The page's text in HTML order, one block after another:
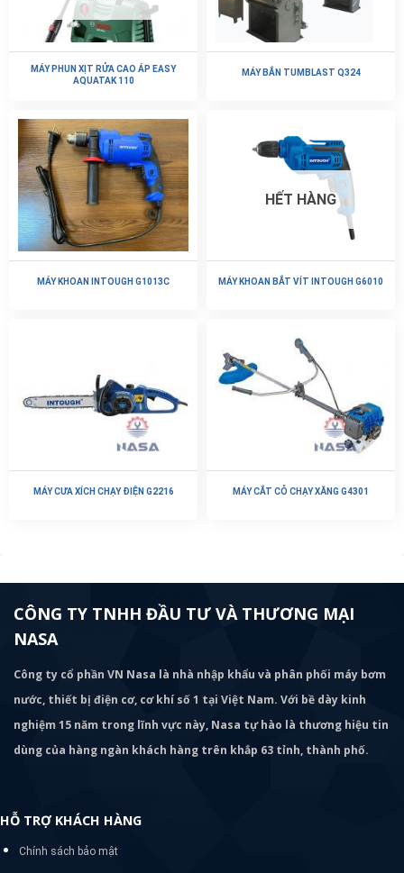
MÁY PHUN XỊT RỬA CAO ÁP EASY
AQUATAK 110
MÁY BẮN TUMBLAST Q324
MÁY KHOAN INTOUGH G1013C
HẾT HÀNG
MÁY KHOAN BẮT VÍT INTOUGH G6010
MÁY CƯA XÍCH CHẠY ĐIỆN G2216 MÁY CẮT CỎ CHẠY XĂNG G4301
CÔNG TY TNHH ĐẦU TƯ VÀ THƯƠNG MẠI
NASA
Công ty cổ phần VN Nasa là nhà nhập khẩu và phân phối máy bơm
nước, thiết bị điện cơ, cơ khí số 1 tại Việt Nam. Với bề dày kinh
nghiệm 15 năm trong lĩnh vực này, Nasa tự hào là thương hiệu tin
dùng của hàng ngàn khách hàng trên khắp 63 tỉnh, thành phố.
HỖ TRỢ KHÁCH HÀNG
Chính sách bảo mật